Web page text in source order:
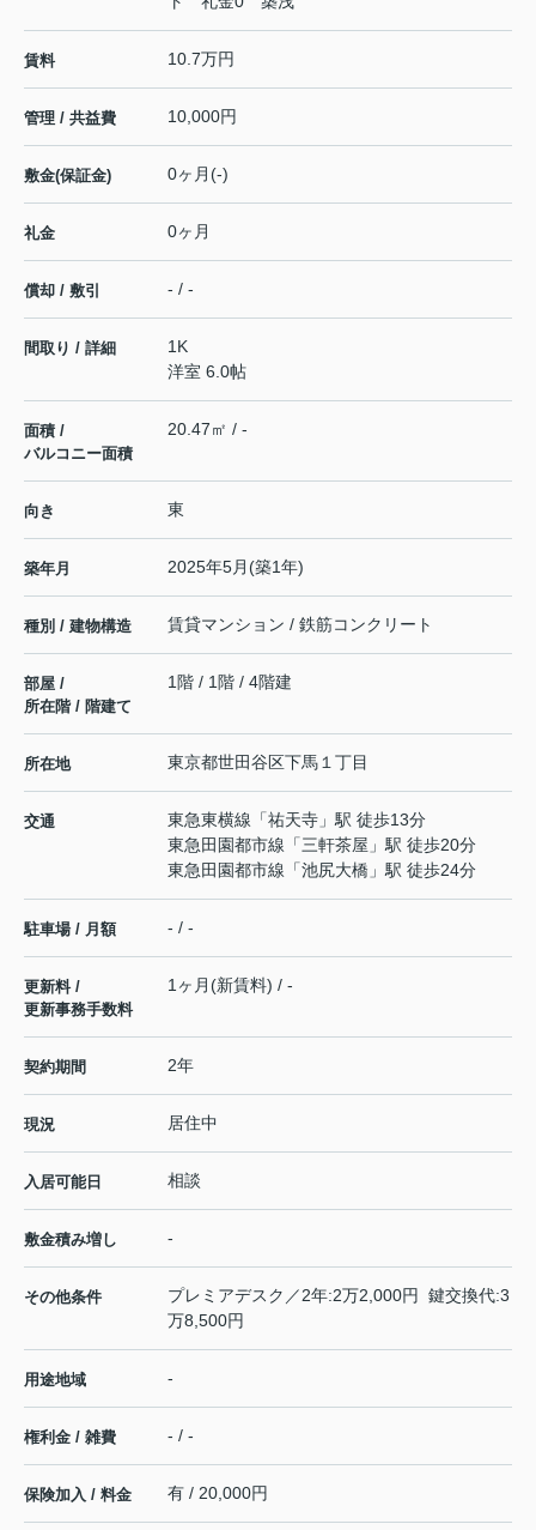
賃料 10.7万円
管理 / 共益費 10,000円
敷金(保証金) 0ヶ月(-)
礼金 0ヶ月
償却 / 敷引 - / -
間取り / 詳細
1K
洋室 6.0帖
面積 /
バルコニー面積
20.47㎡ / -
向き 東
築年月 2025年5月(築1年)
種別 / 建物構造 賃貸マンション / 鉄筋コンクリート
部屋 /
所在階 / 階建て
1階 / 1階 / 4階建
所在地 東京都世田谷区下馬 １丁目
交通 東急東横線 「祐天寺 」駅 徒歩13分
東急田園都市線 「三軒茶屋 」駅 徒歩20分
東急田園都市線 「池尻大橋 」駅 徒歩24分
駐車場 / 月額 - / -
更新料 /
更新事務手数料
1ヶ月(新賃料) / -
契約期間 2年
現況 居住中
入居可能日 相談
敷金積み増し -
その他条件
プレミアデスク／2年:2万2,000円 鍵交換代:3
万8,500円
用途地域 -
権利金 / 雑費 - / -
保険加入 / 料金 有 / 20,000円